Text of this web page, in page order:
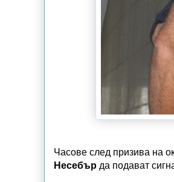
Часове след призива на
Несебър да подават